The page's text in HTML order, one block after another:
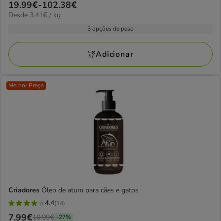
estrelas
com
avaliações
Preço
de
102.38€
19.99€-102.38€
3.41€
Desde 3.41€ / kg
3 opções de peso
Adicionar
Melhor Preço
Criadores Óleo de atum para cães e gatos
4.4
4.4(14)
Preço
7.99€10.99€ -27%